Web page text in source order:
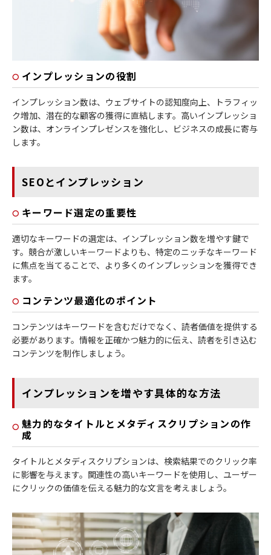
インプレッションの役割
インプレッション数は、ウェブサイトの認知度向上、トラフィッ
ク増加、潜在的な顧客の獲得に直結します。高いインプレッショ
ン数は、オンラインプレゼンスを強化し、ビジネスの成長に寄与
します。
SEOとインプレッション
キーワード選定の重要性
適切なキーワードの選定は、インプレッション数を増やす鍵で
す。競合が激しいキーワードよりも、特定のニッチなキーワード
に焦点を当てることで、より多くのインプレッションを獲得でき
ます。
コンテンツ最適化のポイント
コンテンツはキーワードを含むだけでなく、読者価値を提供する
必要があります。情報を正確かつ魅力的に伝え、読者を引き込む
コンテンツを制作しましょう。
インプレッションを増やす具体的な方法
魅力的なタイトルとメタディスクリプションの作
成
タイトルとメタディスクリプションは、検索結果でのクリック率
に影響を与えます。関連性の高いキーワードを使用し、ユーザー
にクリックの価値を伝える魅力的な文言を考えましょう。